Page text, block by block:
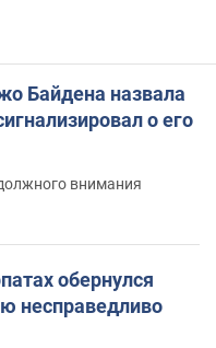
Байдена назвала
о его
внимания
обернулся
несправедливо